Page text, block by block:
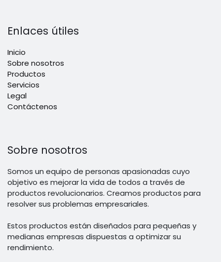
Enlaces útiles
Inicio
Sobre nosotros
Productos
Servicios
Legal
Contáctenos
Sobre nosotros
Somos un equipo de personas apasionadas cuyo
objetivo es mejorar la vida de todos a través de
productos revolucionarios. Creamos productos para
resolver sus problemas empresariales.
Estos productos están diseñados para pequeñas y
medianas empresas dispuestas a optimizar su
rendimiento.